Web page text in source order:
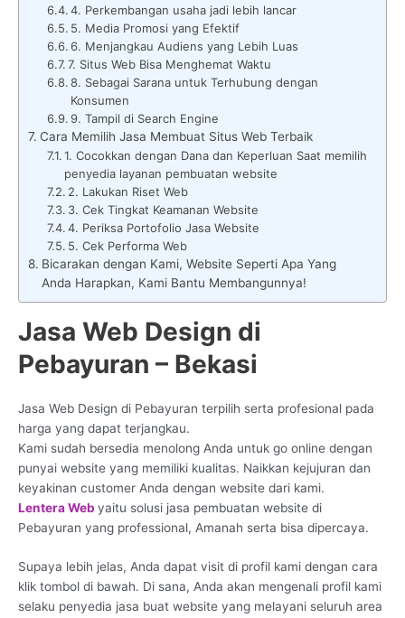
4. Perkembangan usaha jadi lebih lancar
5. Media Promosi yang Efektif
6. Menjangkau Audiens yang Lebih Luas
7. Situs Web Bisa Menghemat Waktu
8. Sebagai Sarana untuk Terhubung dengan
Konsumen
9. Tampil di Search Engine
Cara Memilih Jasa Membuat Situs Web Terbaik
1. Cocokkan dengan Dana dan Keperluan Saat memilih
penyedia layanan pembuatan website
2. Lakukan Riset Web
3. Cek Tingkat Keamanan Website
4. Periksa Portofolio Jasa Website
5. Cek Performa Web
Bicarakan dengan Kami, Website Seperti Apa Yang
Anda Harapkan, Kami Bantu Membangunnya!
Jasa Web Design di
Pebayuran – Bekasi
Jasa Web Design di Pebayuran terpilih serta profesional pada
harga yang dapat terjangkau.
Kami sudah bersedia menolong Anda untuk go online dengan
punyai website yang memiliki kualitas. Naikkan kejujuran dan
keyakinan customer Anda dengan website dari kami.
Lentera Web yaitu solusi jasa pembuatan website di
Pebayuran yang professional, Amanah serta bisa dipercaya.
Supaya lebih jelas, Anda dapat visit di profil kami dengan cara
klik tombol di bawah. Di sana, Anda akan mengenali profil kami
selaku penyedia jasa buat website yang melayani seluruh area